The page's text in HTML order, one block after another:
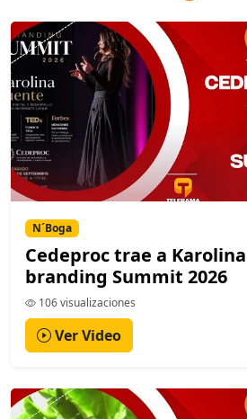
N´Boga
Cedeproc trae a
branding Summit 2026
106 visualizaciones
Ver Video